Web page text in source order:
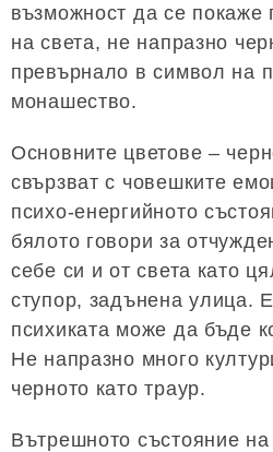
възможност да се покаже
на света, не напразно
превърнало в символ на
монашество.
Основните цветове –
свързват с човешките
психо-енергийното
бялото говори за
себе си и от света като
ступор, задънена улица.
психиката може да бъде
Не напразно много
черното като траур.
Вътрешното състояние